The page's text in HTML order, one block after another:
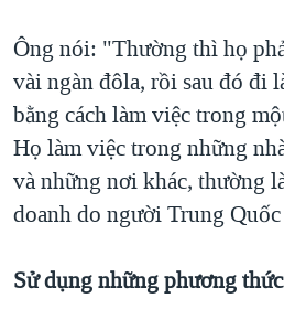
Ông nói: "Thường thì họ
vài ngàn đôla, rồi sau đó đi
bằng cách làm việc trong
Họ làm việc trong những
và những nơi khác, thường
doanh do người Trung
Sử dụng những phương